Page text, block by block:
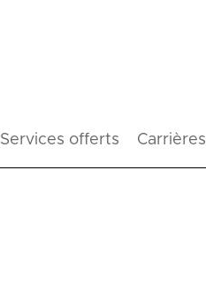
Services offerts Carrières